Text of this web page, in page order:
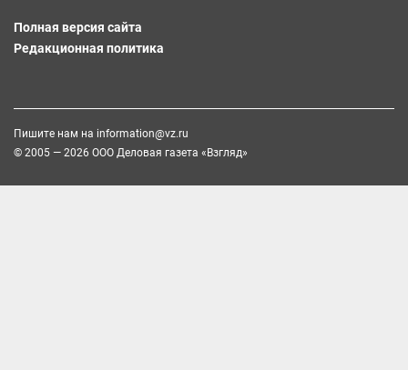
Полная версия сайта
Редакционная политика
Пишите нам на information@vz.ru
© 2005 — 2026 ООО Деловая газета «Взгляд»